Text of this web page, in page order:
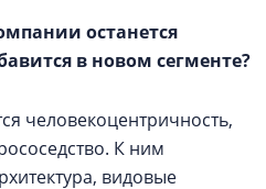
останется
в новом сегменте?
человекоцентричность,
К ним
видовые